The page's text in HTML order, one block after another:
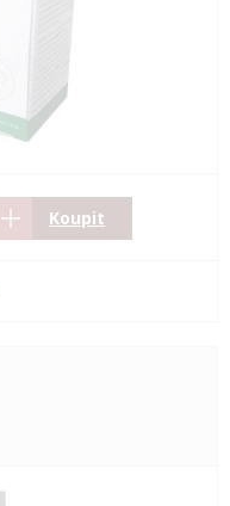
Koupit